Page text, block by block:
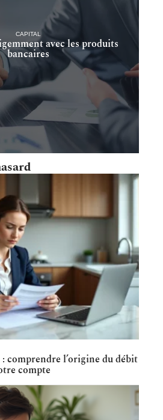
CAPITAL
avec les produits
bancaires
comprendre l’origine du débit
compte